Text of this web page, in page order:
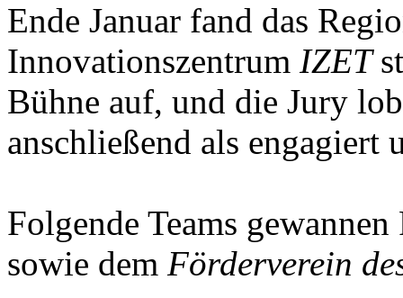
Ende Januar fand das
Innovationszentrum IZET
Bühne auf, und die Jury
anschließend als engagiert
Folgende Teams
sowie dem Förderverein